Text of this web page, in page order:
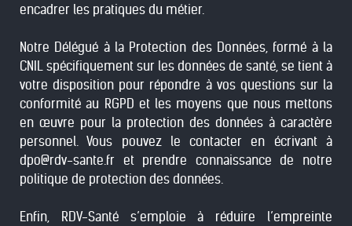
encadrer les pratiques du métier.
Notre Délégué à la Protection des Données, formé à la
CNIL spécifiquement sur les données de santé, se tient à
votre disposition pour répondre à vos questions sur la
conformité au RGPD et les moyens que nous mettons
en œuvre pour la protection des données à caractère
personnel. Vous pouvez le contacter en écrivant à
dpo@rdv-sante.fr et prendre connaissance de notre
politique de protection des données.
Enfin, RDV-Santé s’emploie à réduire l’empreinte